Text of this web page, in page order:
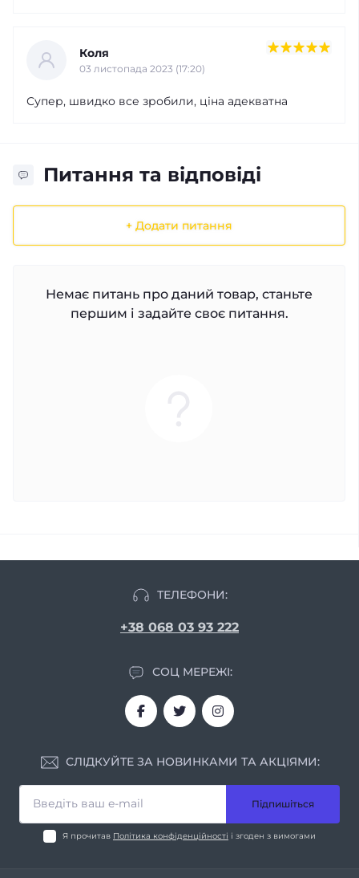
Коля
03 листопада 2023 (17:20)
Супер, швидко все зробили, ціна адекватна
Питання та відповіді
+ Додати питання
Немає питань про даний товар, станьте
першим і задайте своє питання.
ТЕЛЕФОНИ:
+38 068 03 93 222
СОЦ МЕРЕЖІ:
СЛІДКУЙТЕ ЗА НОВИНКАМИ ТА АКЦІЯМИ:
Підпишіться
Я прочитав Політика конфіденційності і згоден з вимогами